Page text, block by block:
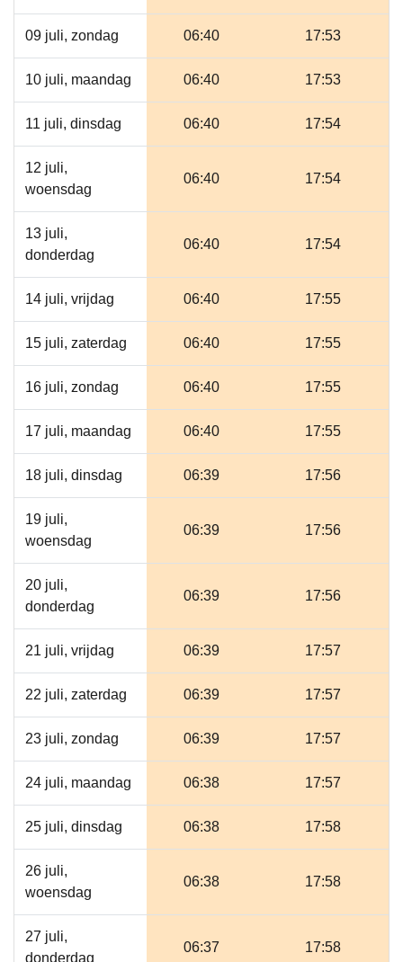
09 juli, zondag 06:40 17:53
10 juli, maandag 06:40 17:53
11 juli, dinsdag 06:40 17:54
12 juli,
woensdag
06:40 17:54
13 juli,
donderdag
06:40 17:54
14 juli, vrijdag 06:40 17:55
15 juli, zaterdag 06:40 17:55
16 juli, zondag 06:40 17:55
17 juli, maandag 06:40 17:55
18 juli, dinsdag 06:39 17:56
19 juli,
woensdag
06:39 17:56
20 juli,
donderdag
06:39 17:56
21 juli, vrijdag 06:39 17:57
22 juli, zaterdag 06:39 17:57
23 juli, zondag 06:39 17:57
24 juli, maandag 06:38 17:57
25 juli, dinsdag 06:38 17:58
26 juli,
woensdag
06:38 17:58
27 juli,
donderdag
06:37 17:58